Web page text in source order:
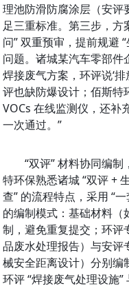
理池防滑防腐涂层（安评
足三重标准。第三步，方
问” 双重预审，提前规避
问题。诸城某汽车零部件
焊接废气方案，环评说‘
评也缺防爆设计；佰斯特
VOCs 在线监测仪，还补
一次通过。”
“双评” 材料协同编
特环保熟悉诸城 “双评 +
查” 的流程特点，采用 “
的编制模式：基础材料（
制，避免重复提交；环评
品废水处理报告）与安
械安全距离设计）分别
环评 “焊接废气处理设施”